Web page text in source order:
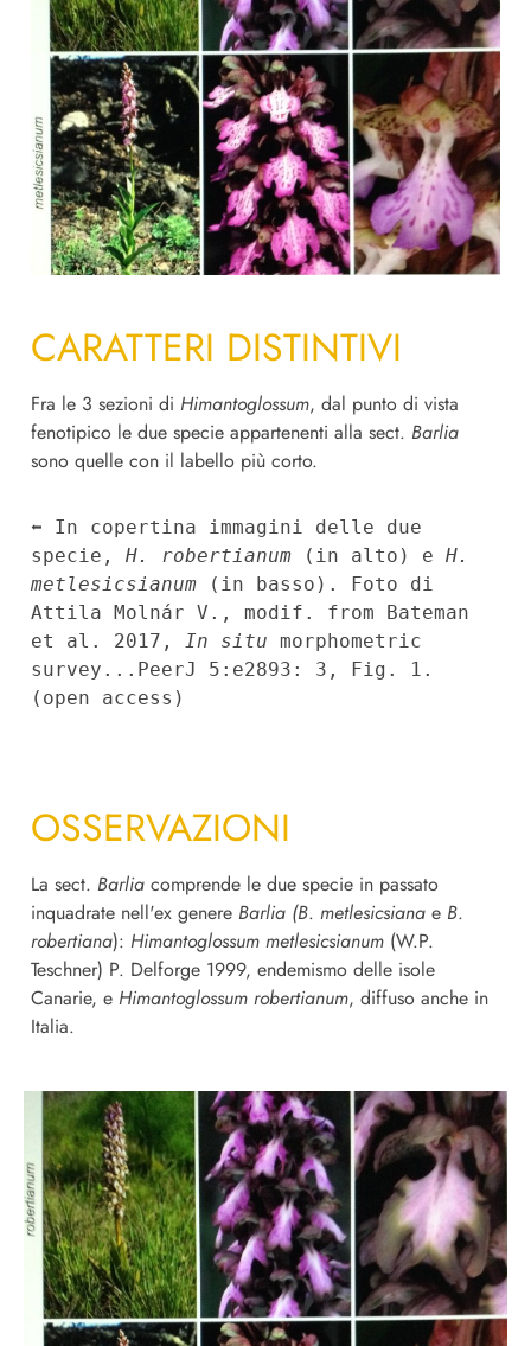
CARATTERI DISTINTIVI
Fra le 3 sezioni di Himantoglossum, dal punto di vista
fenotipico le due specie appartenenti alla sect. Barlia
sono quelle con il labello più corto.
⬅︎ In copertina immagini delle due
specie, H. robertianum (in alto) e H.
metlesicsianum (in basso). Foto di
Attila Molnár V., modif. from Bateman
et al. 2017,
In situ morphometric
survey...PeerJ 5:e2893: 3, Fig. 1.
(open access)
OSSERVAZIONI
La sect. Barlia comprende le due specie in passato
inquadrate nell'ex genere Barlia (B. metlesicsiana e B.
robertiana): Himantoglossum metlesicsianum (W.P.
Teschner) P. Delforge 1999, endemismo delle isole
Canarie, e Himantoglossum robertianum, diffuso anche in
Italia.